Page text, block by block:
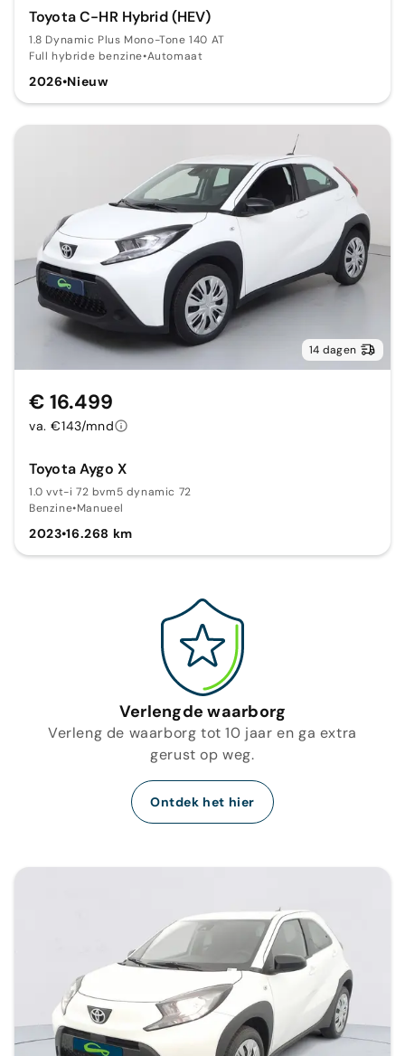
Toyota C-HR Hybrid (HEV)
1.8 Dynamic Plus Mono-Tone 140 AT
Full hybride benzine•Automaat
2026•Nieuw
14 dagen
Toyota Aygo X
1.0 vvt-i 72 bvm5 dynamic 72
Benzine•Manueel
2023•16.268 km
€ 16.499
va. €143/mnd
Verlengde waarborg
Verleng de waarborg tot 10 jaar en ga extra
gerust op weg.
Ontdek het hier